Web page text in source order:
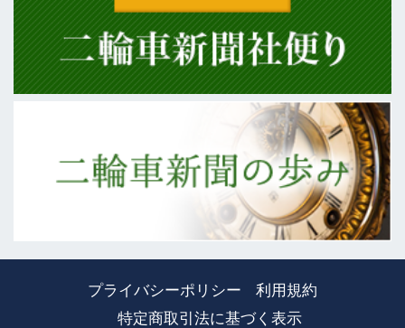
プライバシーポリシー
利用規約
特定商取引法に基づく表示